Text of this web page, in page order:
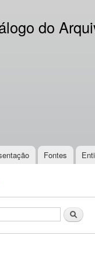
do
Fontes
form Search